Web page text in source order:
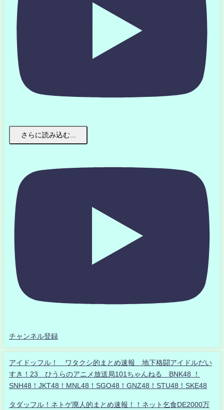
さらに読み込む...
チャンネル登録
アイドッフル！ ワタクシ的まとめ速報 地下格闘アイドルだい
すき！23 ひうらのアニメ放送局101ちゃんねる BNK48 ！
SNH48！JKT48！MNL48！SGO48！GNZ48！STU48！SKE48
タダッフル！ネトゲ廃人的まとめ速報！！ネット乞食DE2000万